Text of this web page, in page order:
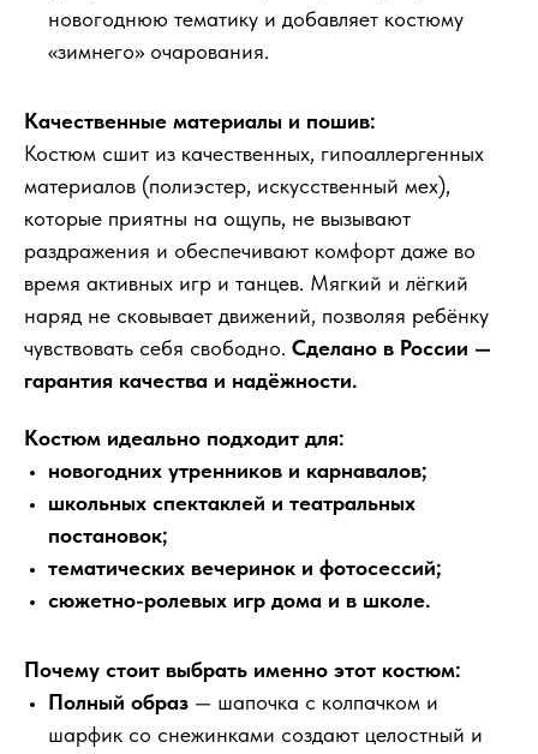
новогоднюю тематику и добавляет костюму
«зимнего» очарования.
Качественные материалы и пошив:
Костюм сшит из качественных, гипоаллергенных
материалов (полиэстер, искусственный мех),
которые приятны на ощупь, не вызывают
раздражения и обеспечивают комфорт даже во
время активных игр и танцев. Мягкий и лёгкий
наряд не сковывает движений, позволяя ребёнку
чувствовать себя свободно. Сделано в России —
гарантия качества и надёжности.
Костюм идеально подходит для:
новогодних утренников и карнавалов;
школьных спектаклей и театральных
постановок;
тематических вечеринок и фотосессий;
сюжетно-ролевых игр дома и в школе.
Почему стоит выбрать именно этот костюм:
Полный образ — шапочка с колпачком и
шарфик со снежинками создают целостный и